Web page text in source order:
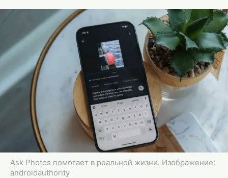
Ask Photos помогает в реальной жизни. Изображение:
androidauthority